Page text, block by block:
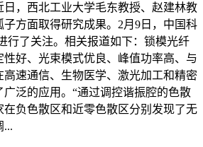
日，西北工业大学毛东教授、赵建林教
方面取得研究成果。2月9日，中国科
行了关注。相关报道如下：锁模光纤
好、光束模式优良、峰值功率高、与
速通信、生物医学、激光加工和精密
泛的应用。“通过调控谐振腔的色散
负色散区和近零色散区分别发现了无
...